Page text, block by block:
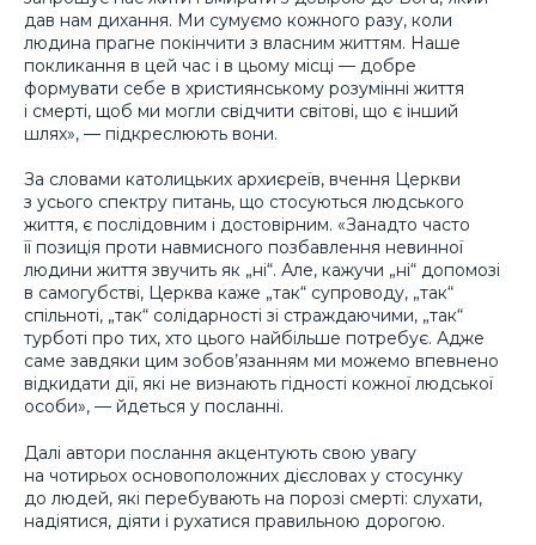
дав нам дихання. Ми сумуємо кожного разу, коли
людина прагне покінчити з власним життям. Наше
покликання в цей час і в цьому місці — добре
формувати себе в християнському розумінні життя
і смерті, щоб ми могли свідчити світові, що є інший
шлях», — підкреслюють вони.
За словами католицьких архиєреїв, вчення Церкви
з усього спектру питань, що стосуються людського
життя, є послідовним і достовірним. «Занадто часто
її позиція проти навмисного позбавлення невинної
людини життя звучить як „ні“. Але, кажучи „ні“ допомозі
в самогубстві, Церква каже „так“ супроводу, „так“
спільноті, „так“ солідарності зі страждаючими, „так“
турботі про тих, хто цього найбільше потребує. Адже
саме завдяки цим зобов’язанням ми можемо впевнено
відкидати дії, які не визнають гідності кожної людської
особи», — йдеться у посланні.
Далі автори послання акцентують свою увагу
на чотирьох основоположних дієсловах у стосунку
до людей, які перебувають на порозі смерті: слухати,
надіятися, діяти і рухатися правильною дорогою.